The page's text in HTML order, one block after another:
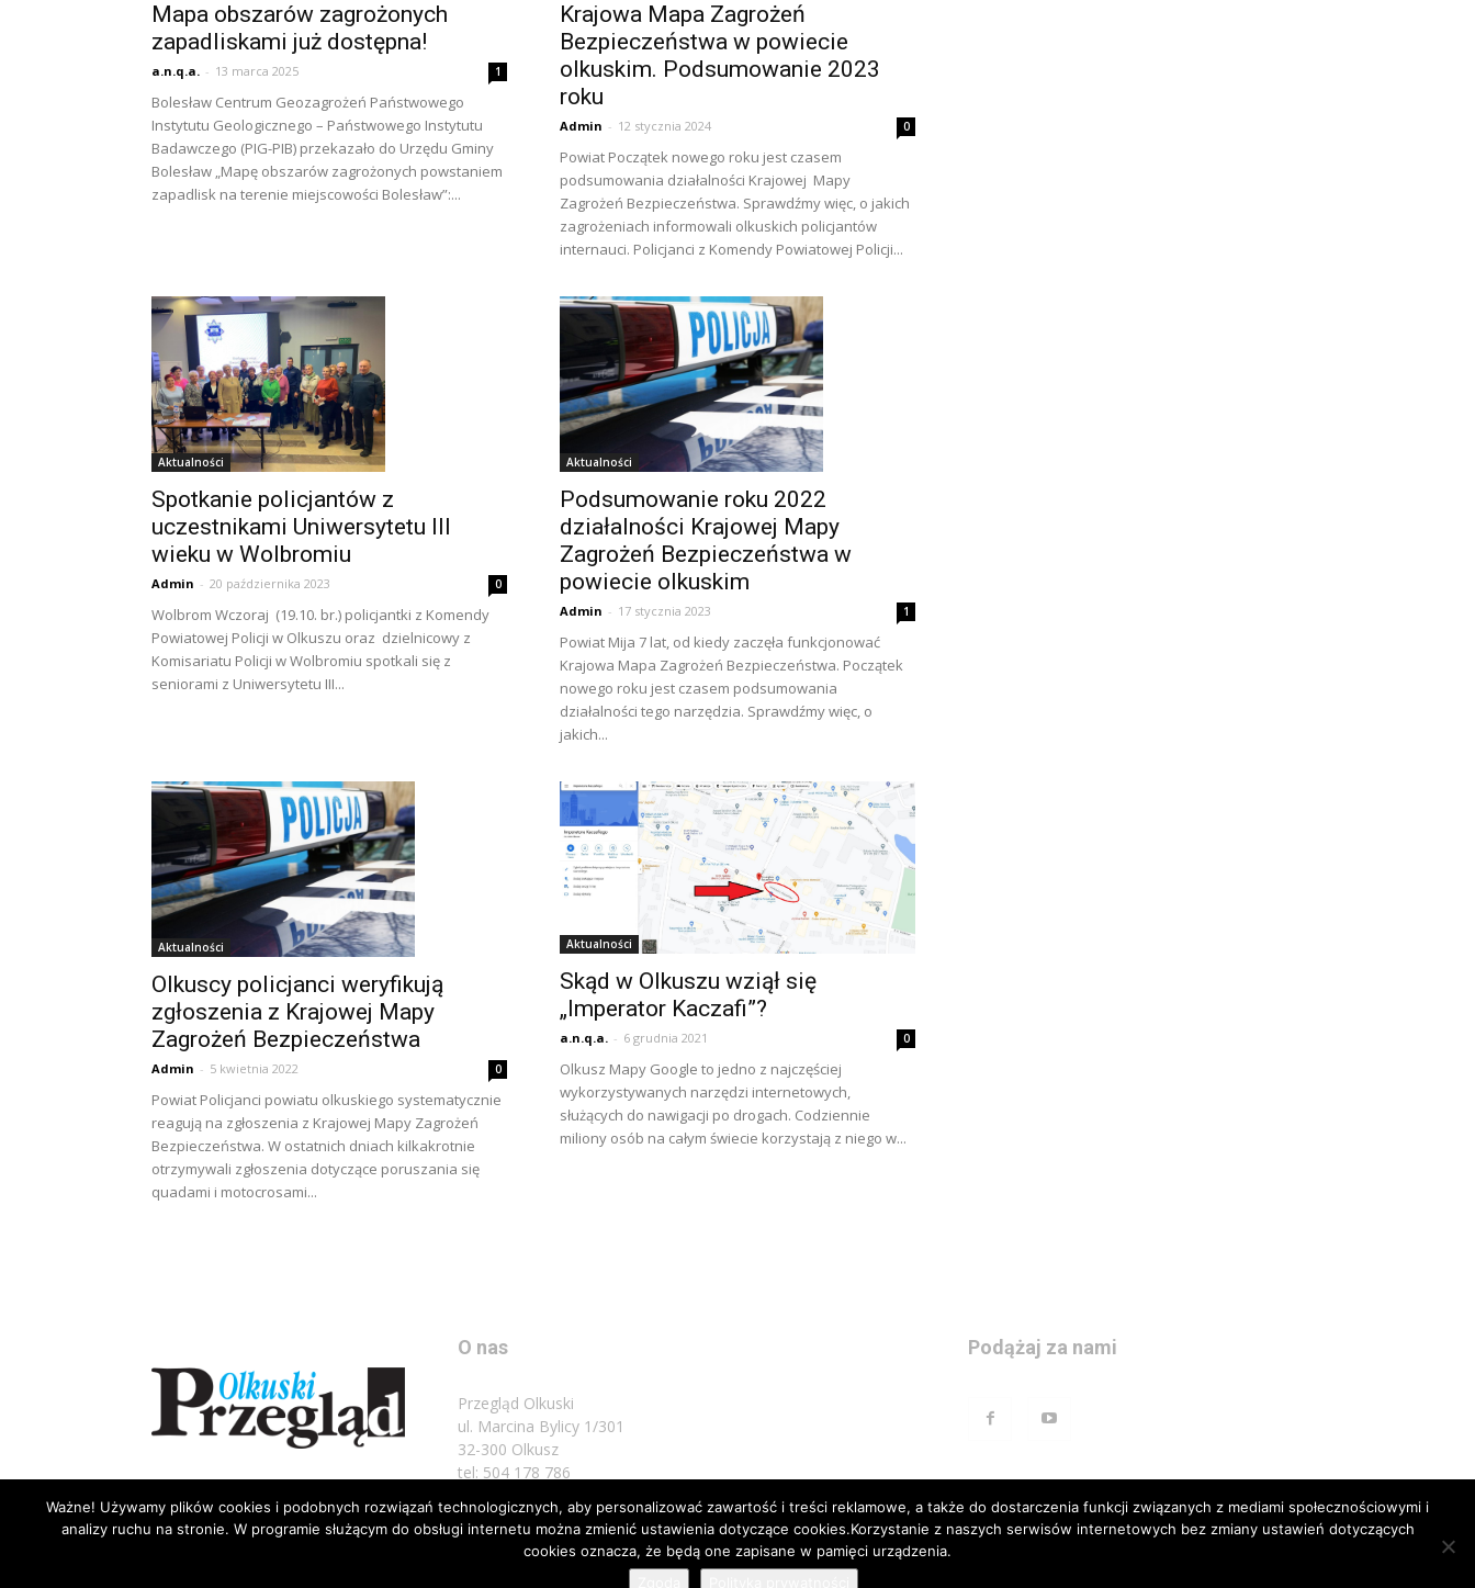
Mapa obszarów zagrożonych
zapadliskami już dostępna!
a.n.q.a. - 13 marca 2025 1
Bolesław Centrum Geozagrożeń Państwowego
Instytutu Geologicznego – Państwowego Instytutu
Badawczego (PIG-PIB) przekazało do Urzędu Gminy
Bolesław „Mapę obszarów zagrożonych powstaniem
zapadlisk na terenie miejscowości Bolesław”:...
Krajowa Mapa Zagrożeń
Bezpieczeństwa w powiecie
olkuskim. Podsumowanie 2023
roku
Admin - 12 stycznia 2024 0
Powiat Początek nowego roku jest czasem
podsumowania działalności Krajowej Mapy
Zagrożeń Bezpieczeństwa. Sprawdźmy więc, o jakich
zagrożeniach informowali olkuskich policjantów
internauci. Policjanci z Komendy Powiatowej Policji...
Aktualności
Spotkanie policjantów z
uczestnikami Uniwersytetu III
wieku w Wolbromiu
Admin - 20 października 2023 0
Wolbrom Wczoraj (19.10. br.) policjantki z Komendy
Powiatowej Policji w Olkuszu oraz dzielnicowy z
Komisariatu Policji w Wolbromiu spotkali się z
seniorami z Uniwersytetu III...
Aktualności
Podsumowanie roku 2022
działalności Krajowej Mapy
Zagrożeń Bezpieczeństwa w
powiecie olkuskim
Admin - 17 stycznia 2023 1
Powiat Mija 7 lat, od kiedy zaczęła funkcjonować
Krajowa Mapa Zagrożeń Bezpieczeństwa. Początek
nowego roku jest czasem podsumowania
działalności tego narzędzia. Sprawdźmy więc, o
jakich...
Aktualności
Olkuscy policjanci weryfikują
zgłoszenia z Krajowej Mapy
Zagrożeń Bezpieczeństwa
Admin - 5 kwietnia 2022 0
Powiat Policjanci powiatu olkuskiego systematycznie
reagują na zgłoszenia z Krajowej Mapy Zagrożeń
Bezpieczeństwa. W ostatnich dniach kilkakrotnie
otrzymywali zgłoszenia dotyczące poruszania się
quadami i motocrosami...
Aktualności
Skąd w Olkuszu wziął się
„Imperator Kaczafi”?
a.n.q.a. - 6 grudnia 2021 0
Olkusz Mapy Google to jedno z najczęściej
wykorzystywanych narzędzi internetowych,
służących do nawigacji po drogach. Codziennie
miliony osób na całym świecie korzystają z niego w...
O nas
Przegląd Olkuski
ul. Marcina Bylicy 1/301
32-300 Olkusz
tel: 504 178 786
Napisz do nas: biuro@przeglad.olkuski.pl
Podążaj za nami
Ważne! Używamy plików cookies i podobnych rozwiązań technologicznych, aby personalizować zawartość i treści reklamowe, a także do dostarczenia funkcji związanych z mediami społecznościowymi i
analizy ruchu na stronie. W programie służącym do obsługi internetu można zmienić ustawienia dotyczące cookies.Korzystanie z naszych serwisów internetowych bez zmiany ustawień dotyczących
cookies oznacza, że będą one zapisane w pamięci urządzenia.